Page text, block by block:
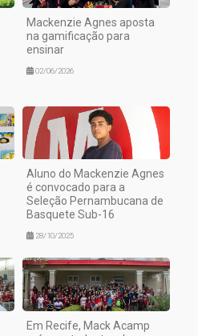
Mackenzie Agnes aposta
na gamificação para
ensinar
02/06/2026
Aluno do Mackenzie Agnes
é convocado para a
Seleção Pernambucana de
Basquete Sub-16
28/10/2025
Em Recife, Mack Acamp